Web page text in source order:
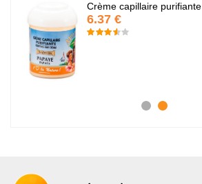
Crème capillaire purifiante
6.37 €